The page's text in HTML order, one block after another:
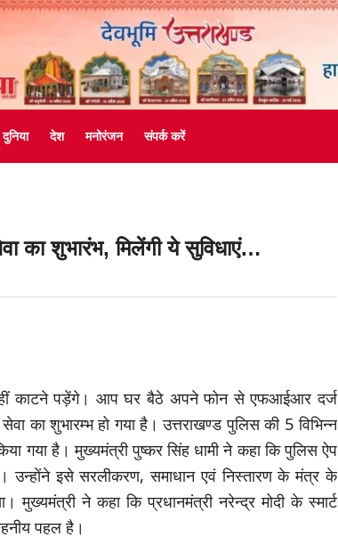
दुनिया देश मनोरंजन संपर्क करें
का शुभारंभ, मिलेंगी ये सुविधाएं…
काटने पड़ेंगे। आप घर बैठे अपने फोन से एफआईआर दर्ज
शुभारम्भ हो गया है। उत्तराखण्ड पुलिस की 5 विभिन्न
गया है। मुख्यमंत्री पुष्कर सिंह धामी ने कहा कि पुलिस ऐप
उन्होंने इसे सरलीकरण, समाधान एवं निस्तारण के मंत्र के
ने कहा कि प्रधानमंत्री नरेन्द्र मोदी के स्मार्ट
पहल है।